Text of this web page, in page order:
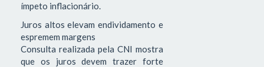
ímpeto inflacionário.
Juros altos elevam endividamento e
espremem margens
Consulta realizada pela CNI mostra
que os juros devem trazer forte